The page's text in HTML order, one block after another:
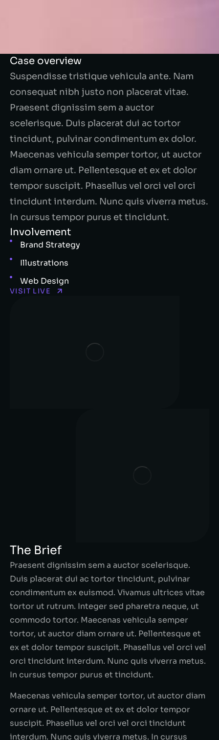
Case overview
Suspendisse tristique vehicula ante. Nam
consequat nibh justo non placerat vitae.
Praesent dignissim sem a auctor
scelerisque. Duis placerat dui ac tortor
tincidunt, pulvinar condimentum ex dolor.
Maecenas vehicula semper tortor, ut auctor
diam ornare ut. Pellentesque et ex et dolor
tempor suscipit. Phasellus vel orci vel orci
tincidunt interdum. Nunc quis viverra metus.
In cursus tempor purus et tincidunt.
Involvement
Brand Strategy
Illustrations
Web Design
VISIT LIVE
The Brief
Praesent dignissim sem a auctor scelerisque.
Duis placerat dui ac tortor tincidunt, pulvinar
condimentum ex euismod. Vivamus ultrices vitae
tortor ut rutrum. Integer sed pharetra neque, ut
commodo tortor. Maecenas vehicula semper
tortor, ut auctor diam ornare ut. Pellentesque et
ex et dolor tempor suscipit. Phasellus vel orci vel
orci tincidunt interdum. Nunc quis viverra metus.
In cursus tempor purus et tincidunt.
Maecenas vehicula semper tortor, ut auctor diam
ornare ut. Pellentesque et ex et dolor tempor
suscipit. Phasellus vel orci vel orci tincidunt
interdum. Nunc quis viverra metus. In cursus